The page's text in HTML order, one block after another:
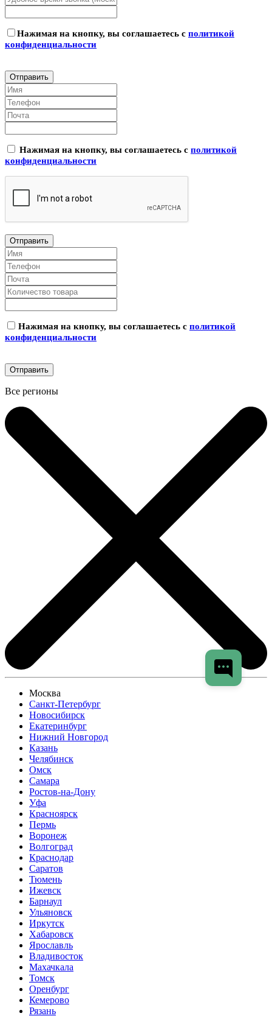
Нажимая на кнопку, вы соглашаетесь с политикой
конфиденциальности
Нажимая на кнопку, вы соглашаетесь с политикой
конфиденциальности
Нажимая на кнопку, вы соглашаетесь с политикой
конфиденциальности
Все регионы
Москва
Санкт-Петербург
Новосибирск
Екатеринбург
Нижний Новгород
Казань
Челябинск
Омск
Самара
Ростов-на-Дону
Уфа
Красноярск
Пермь
Воронеж
Волгоград
Краснодар
Саратов
Тюмень
Ижевск
Барнаул
Ульяновск
Иркутск
Хабаровск
Ярославль
Владивосток
Махачкала
Томск
Оренбург
Кемерово
Рязань